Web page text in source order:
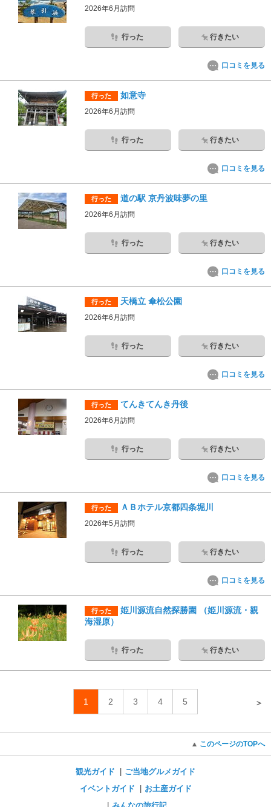
2026年6月訪問
行った 行きたい
口コミを見る
行った 如意寺
2026年6月訪問
行った 行きたい
口コミを見る
行った 道の駅 京丹波味夢の里
2026年6月訪問
行った 行きたい
口コミを見る
行った 天橋立 傘松公園
2026年6月訪問
行った 行きたい
口コミを見る
行った てんきてんき丹後
2026年6月訪問
行った 行きたい
口コミを見る
行った ＡＢホテル京都四条堀川
2026年5月訪問
行った 行きたい
口コミを見る
行った
姫川源流自然探勝園 （姫川源流・親
海湿原）
行った 行きたい
1 2 3 4 5 ＞
このページのTOPへ
観光ガイド
ご当地グルメガイド
イベントガイド
お土産ガイド